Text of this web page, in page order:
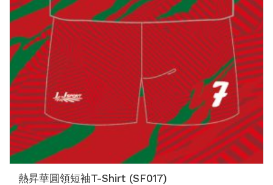
熱昇華圓領短袖T-Shirt (SF017)